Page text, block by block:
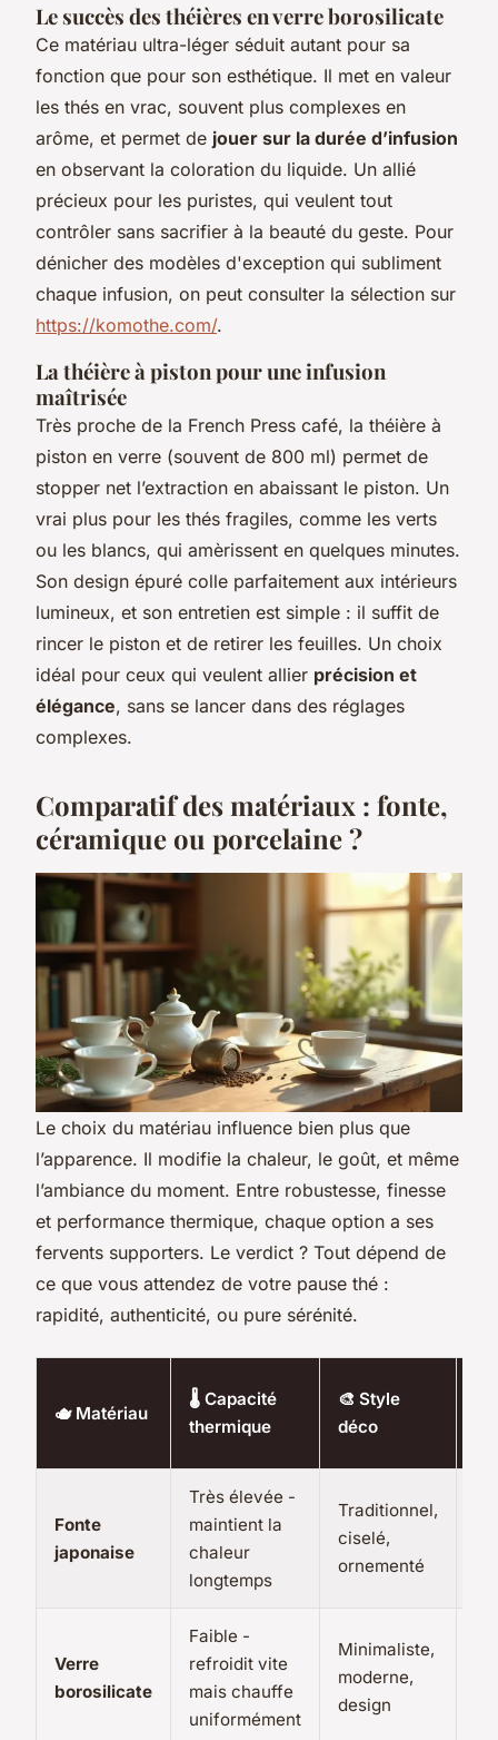
Le succès des théières en verre borosilicate
Ce matériau ultra-léger séduit autant pour sa
fonction que pour son esthétique. Il met en valeur
les thés en vrac, souvent plus complexes en
arôme, et permet de jouer sur la durée d’infusion
en observant la coloration du liquide. Un allié
précieux pour les puristes, qui veulent tout
contrôler sans sacrifier à la beauté du geste. Pour
dénicher des modèles d'exception qui subliment
chaque infusion, on peut consulter la sélection sur
https://komothe.com/.
La théière à piston pour une infusion
maîtrisée
Très proche de la French Press café, la théière à
piston en verre (souvent de 800 ml) permet de
stopper net l’extraction en abaissant le piston. Un
vrai plus pour les thés fragiles, comme les verts
ou les blancs, qui amèrissent en quelques minutes.
Son design épuré colle parfaitement aux intérieurs
lumineux, et son entretien est simple : il suffit de
rincer le piston et de retirer les feuilles. Un choix
idéal pour ceux qui veulent allier précision et
élégance, sans se lancer dans des réglages
complexes.
Comparatif des matériaux : fonte,
céramique ou porcelaine ?
Le choix du matériau influence bien plus que
l’apparence. Il modifie la chaleur, le goût, et même
l’ambiance du moment. Entre robustesse, finesse
et performance thermique, chaque option a ses
fervents supporters. Le verdict ? Tout dépend de
ce que vous attendez de votre pause thé :
rapidité, authenticité, ou pure sérénité.
🫖 Matériau
🌡 Capacité
thermique
🎨 Style
déco
Fonte
japonaise
Très élevée -
maintient la
chaleur
longtemps
Traditionnel,
ciselé,
ornementé
Verre
borosilicate
Faible -
refroidit vite
mais chauffe
uniformément
Minimaliste,
moderne,
design